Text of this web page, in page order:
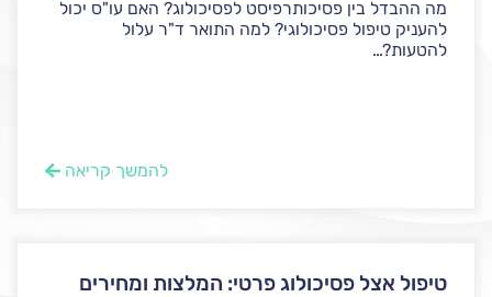
מה ההבדל בין פסיכותרפיסט לפסיכולוג? האם עו"ס יכול
להעניק טיפול פסיכולוגי? למה התואר ד"ר עלול
להטעות?...
להמשך קריאה
טיפול אצל פסיכולוג פרטי: המלצות ומחירים